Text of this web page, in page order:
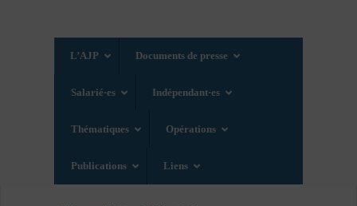
L’AJP Documents de presse
Salarié·es Indépendant·es
Thématiques Opérations
Publications Liens